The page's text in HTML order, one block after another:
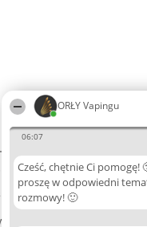
ORŁY Vapingu
06:07
Cześć, chętnie Ci pomogę!
proszę w odpowiedni
rozmowy! 🙂
z o. o. sp. k.
ul. Ruska 22
50-079
Lista